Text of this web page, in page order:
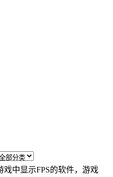
戏中显示FPS的软件，游戏